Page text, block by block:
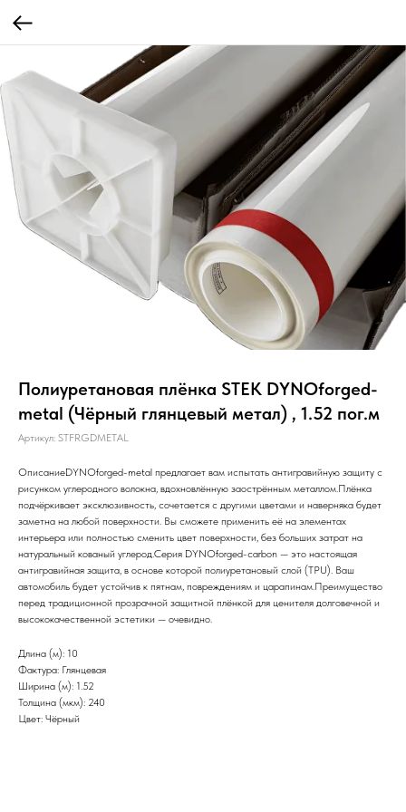
Полиуретановая плёнка STEK DYNOforged-
metal (Чёрный глянцевый метал) , 1.52 пог.м
Артикул: STFRGDMETAL
ОписаниеDYNOforged-metal предлагает вам испытать антигравийную защиту с
рисунком углеродного волокна, вдохновлённую заострённым металлом.Плёнка
подчёркивает эксклюзивность, сочетается с другими цветами и наверняка будет
заметна на любой поверхности. Вы сможете применить её на элементах
интерьера или полностью сменить цвет поверхности, без больших затрат на
натуральный кованый углерод.Серия DYNOforged-carbon — это настоящая
антигравийная защита, в основе которой полиуретановый слой (TPU). Ваш
автомобиль будет устойчив к пятнам, повреждениям и царапинам.Преимущество
перед традиционной прозрачной защитной плёнкой для ценителя долговечной и
высококачественной эстетики — очевидно.
Длина (м): 10
Фактура: Глянцевая
Ширина (м): 1.52
Толщина (мкм): 240
Цвет: Чёрный